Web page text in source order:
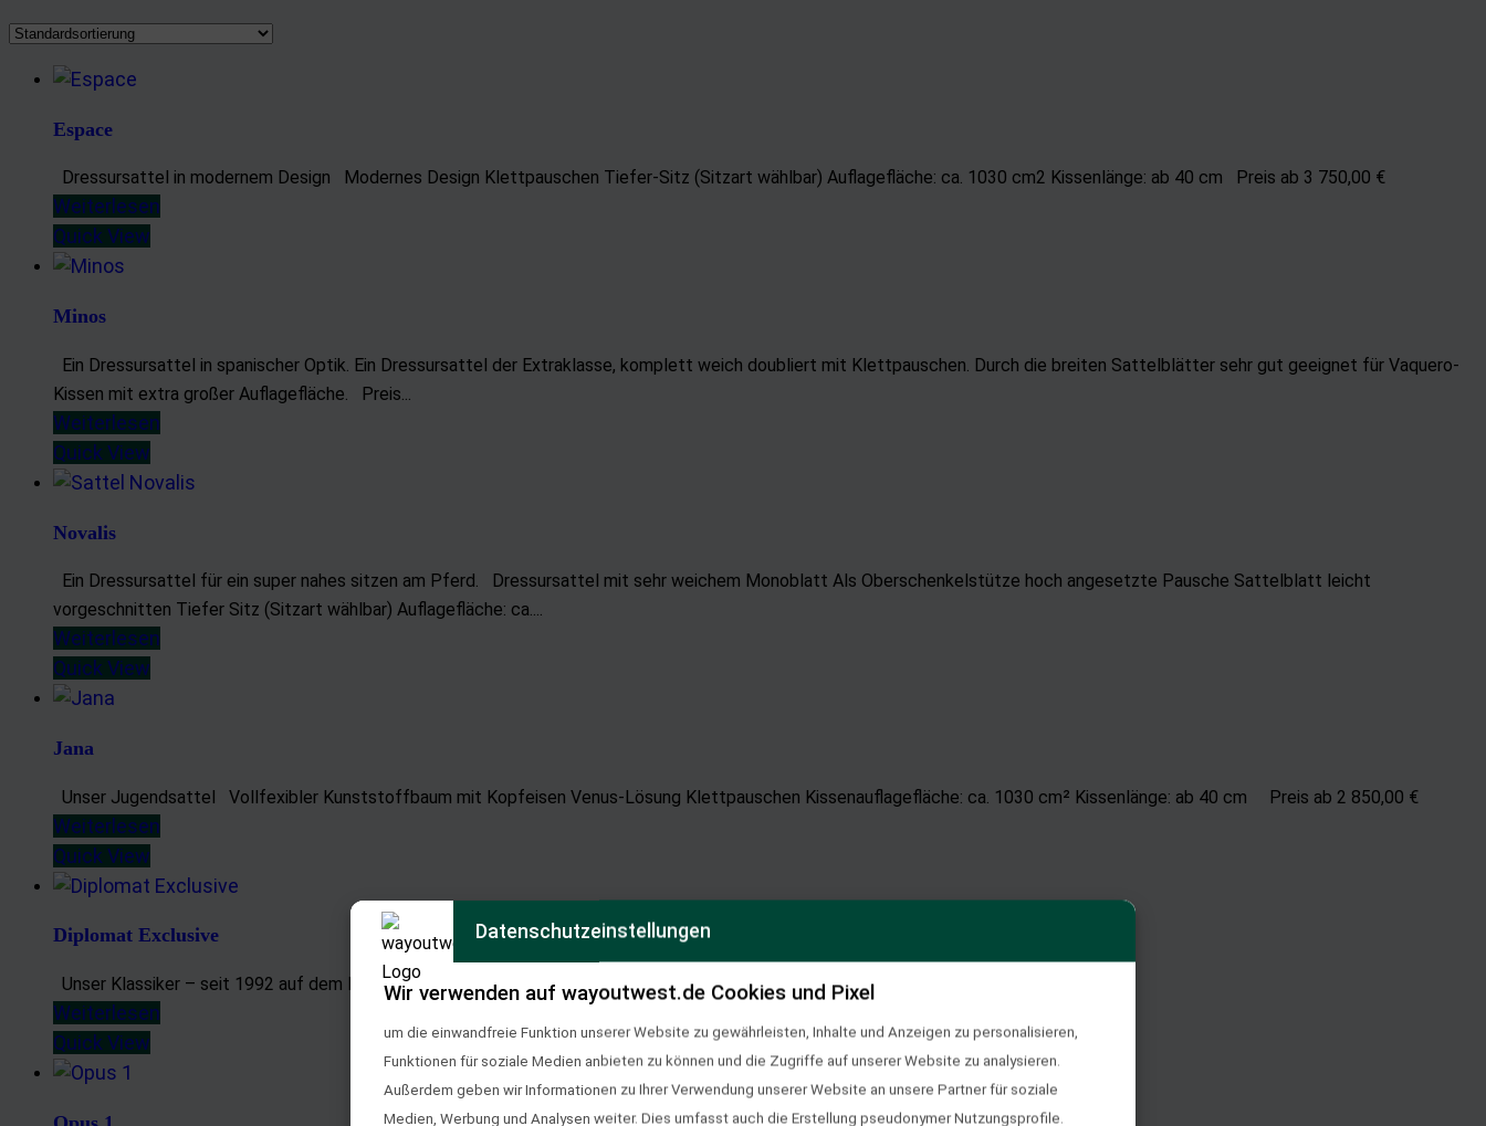
Espace
Dressursattel in modernem Design Modernes Design Klettpauschen Tiefer-Sitz (Sitzart wählbar) Auflagefläche: ca. 1030 cm2 Kissenlänge: ab 40 cm Preis ab 3 750,00 €
Weiterlesen
Quick View
Minos
Ein Dressursattel in spanischer Optik. Ein Dressursattel der Extraklasse, komplett weich doubliert mit Klettpauschen. Durch die breiten Sattelblätter sehr gut geeignet für Vaquero-
Kissen mit extra großer Auflagefläche. Preis...
Weiterlesen
Quick View
Novalis
Ein Dressursattel für ein super nahes sitzen am Pferd. Dressursattel mit sehr weichem Monoblatt Als Oberschenkelstütze hoch angesetzte Pausche Sattelblatt leicht
vorgeschnitten Tiefer Sitz (Sitzart wählbar) Auflagefläche: ca....
Weiterlesen
Quick View
Jana
Unser Jugendsattel Vollfexibler Kunststoffbaum mit Kopfeisen Venus-Lösung Klettpauschen Kissenauflagefläche: ca. 1030 cm² Kissenlänge: ab 40 cm Preis ab 2 850,00 €
Weiterlesen
Quick View
Diplomat Exclusive
Unser Klassiker – seit 1992 auf dem Markt. Preis ab 3 400,00 €
Weiterlesen
Quick View
Datenschutzeinstellungen
Wir verwenden auf wayoutwest.de Cookies und Pixel
um die einwandfreie Funktion unserer Website zu gewährleisten, Inhalte und Anzeigen zu personalisieren,
Funktionen für soziale Medien anbieten zu können und die Zugriffe auf unserer Website zu analysieren.
Außerdem geben wir Informationen zu Ihrer Verwendung unserer Website an unsere Partner für soziale
Medien, Werbung und Analysen weiter. Dies umfasst auch die Erstellung pseudonymer Nutzungsprofile.